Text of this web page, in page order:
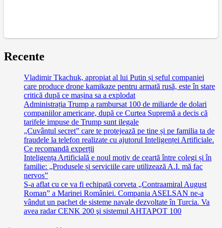
Recente
Vladimir Tkachuk, apropiat al lui Putin și șeful companiei
care produce drone kamikaze pentru armată rusă, este în stare
critică după ce mașina sa a explodat
Administrația Trump a rambursat 100 de miliarde de dolari
companiilor americane, după ce Curtea Supremă a decis că
tarifele impuse de Trump sunt ilegale
„Cuvântul secret” care te protejează pe tine și pe familia ta de
fraudele la telefon realizate cu ajutorul Inteligenței Artificiale.
Ce recomandă experții
Inteligența Artificială e noul motiv de ceartă între colegi și în
familie: „Produsele și serviciile care utilizează A.I. mă fac
nervos”
S-a aflat cu ce va fi echipată corveta „Contraamiral August
Roman” a Marinei României. Compania ASELSAN ne-a
vândut un pachet de sisteme navale dezvoltate în Turcia. Va
avea radar CENK 200 şi sistemul AHTAPOT 100